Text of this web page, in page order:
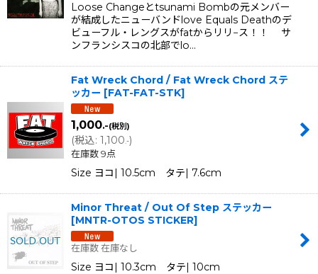
Loose Changeとtsunami Bombの元メンバー
が結成したニューバンドlove Equals Deathのデ
ビューフル・レングスがfatからリリ−ス！！ サ
ンフランシスコの北部でlo…
Fat Wreck Chord / Fat Wreck Chord ステ
ッカー [FAT-FAT-STK]
1,000.-(税別)
(税込: 1,100.-)
在庫数 9点
Size ヨコ| 10.5cm タテ| 7.6cm
Minor Threat / Out Of Step ステッカー
[MNTR-OTOS STICKER]
在庫数 在庫なし
Size ヨコ| 10.3cm タテ| 10cm